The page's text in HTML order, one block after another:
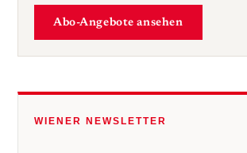
Abo-Angebote ansehen
WIENER NEWSLETTER